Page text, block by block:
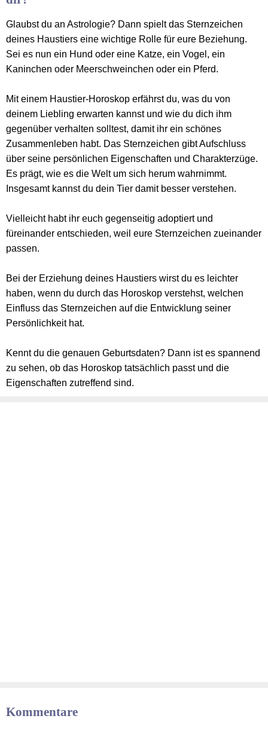
Glaubst du an Astrologie? Dann spielt das Sternzeichen
deines Haustiers eine wichtige Rolle für eure Beziehung.
Sei es nun ein Hund oder eine Katze, ein Vogel, ein
Kaninchen oder Meerschweinchen oder ein Pferd.
Mit einem Haustier-Horoskop erfährst du, was du von
deinem Liebling erwarten kannst und wie du dich ihm
gegenüber verhalten solltest, damit ihr ein schönes
Zusammenleben habt. Das Sternzeichen gibt Aufschluss
über seine persönlichen Eigenschaften und Charakterzüge.
Es prägt, wie es die Welt um sich herum wahrnimmt.
Insgesamt kannst du dein Tier damit besser verstehen.
Vielleicht habt ihr euch gegenseitig adoptiert und
füreinander entschieden, weil eure Sternzeichen zueinander
passen.
Bei der Erziehung deines Haustiers wirst du es leichter
haben, wenn du durch das Horoskop verstehst, welchen
Einfluss das Sternzeichen auf die Entwicklung seiner
Persönlichkeit hat.
Kennt du die genauen Geburtsdaten? Dann ist es spannend
zu sehen, ob das Horoskop tatsächlich passt und die
Eigenschaften zutreffend sind.
Kommentare